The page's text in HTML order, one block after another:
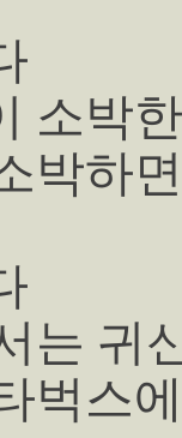
소박
박하
는 귀
벅스